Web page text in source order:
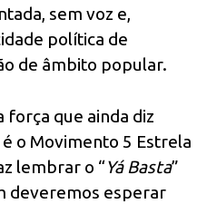
sem voz e,
política de
de âmbito popular.
força que ainda diz
o Movimento 5 Estrela
lembrar o “Yá Basta”
deveremos esperar